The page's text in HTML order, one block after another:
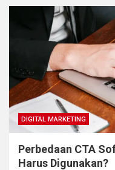
DIGITAL MARKETING
Perbedaan CTA
Harus Digunakan?